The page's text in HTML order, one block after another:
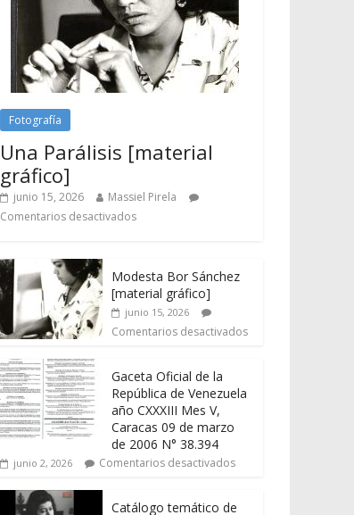
Fotografía
Una Parálisis [material
gráfico]
junio 15, 2026
Massiel Pirela
Comentarios desactivados
Modesta Bor Sánchez
[material gráfico]
junio 15, 2026
Comentarios desactivados
Gaceta Oficial de la
República de Venezuela
año CXXXIII Mes V,
Caracas 09 de marzo
de 2006 N° 38.394
junio 2, 2026 Comentarios desactivados
Catálogo temático de